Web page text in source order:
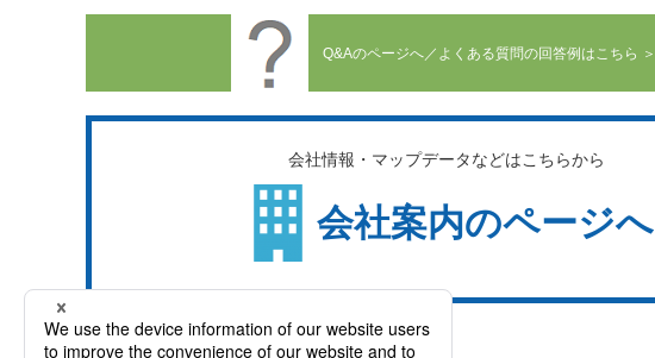
Q&Aのページへ／よくある質問の回答例はこちら ＞
会社情報・マップデータなどはこちらから
会社案内のページへ